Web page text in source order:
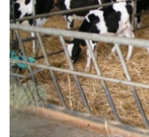
Précédent